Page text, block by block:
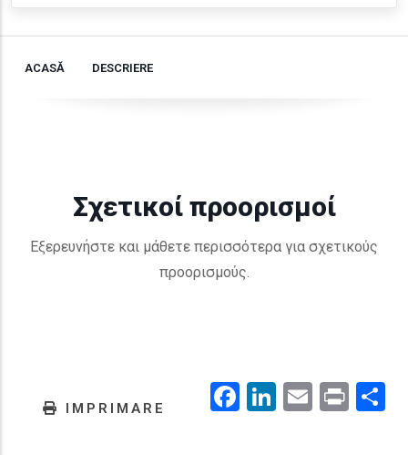
ACASĂ DESCRIERE
Σχετικοί προορισμοί
Εξερευνήστε και μάθετε περισσότερα για σχετικούς
προορισμούς.
IMPRIMARE Facebook
LinkedIn
EmailPrint